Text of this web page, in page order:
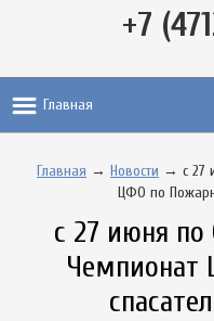
+7
Главная
Главная → Новости → с 27
ЦФО по
с 27 июня по
Чемпионат